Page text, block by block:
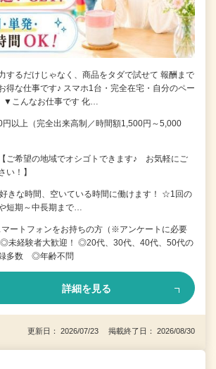
するだけじゃなく、商品をタダで試せて 報酬まで
得な仕事です♪ スマホ1台・完全在宅・自分のペー
▼こんなお仕事です 化…
円以上（完全出来高制／時間額1,500円～5,000
ご希望の地域でオシゴトできます♪ お気軽にご
い！】
きな時間、空いている時間に働けます！ ☆1回の
短期～中長期まで…
ートフォンをお持ちの方（※アンケートに必要
未経験者大歓迎！ ◎20代、30代、40代、50代の
多数 ◎年齢不問
詳細を見る
更新日： 2026/07/23 掲載終了日： 2026/08/30